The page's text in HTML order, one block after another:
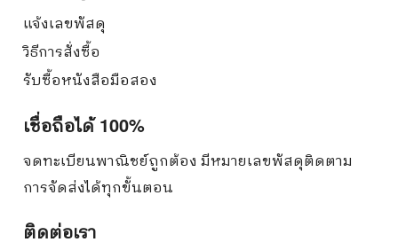
แจ้งเลขพัสดุ
วิธีการสั่งซื้อ
รับซื้อหนังสือมือสอง
เชื่อถือได้ 100%
จดทะเบียนพาณิชย์ถูกต้อง มีหมายเลขพัสดุติดตาม
การจัดส่งได้ทุกขั้นตอน
ติดต่อเรา